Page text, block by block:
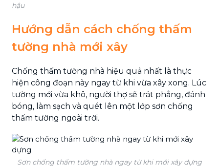
hậu
Hướng dẫn cách chống thấm
tường nhà mới xây
Chống thấm tường nhà hiệu quả nhất là thực
hiện công đoạn này ngay từ khi vừa xây xong. Lúc
tường mới vừa khô, người thợ sẽ trát phẳng, đánh
bóng, làm sạch và quét lên một lớp sơn chống
thấm tường ngoài trời.
Sơn chống thấm tường nhà ngay từ khi mới xây dựng